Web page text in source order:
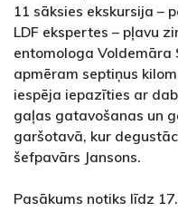
11 sāksies ekskursija –
LDF ekspertes – pļavu
entomologa Voldemāra
apmēram septiņus
iespēja iepazīties ar
gaļas gatavošanas un
garšotavā, kur
šefpavārs Jansons.
Pasākums notiks līdz 17.